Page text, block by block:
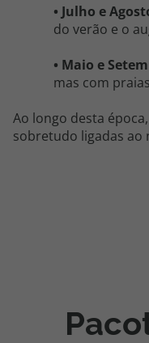
• Julho e
do verão e o
• Maio e
mas com
Ao longo desta
sobretudo ligadas ao